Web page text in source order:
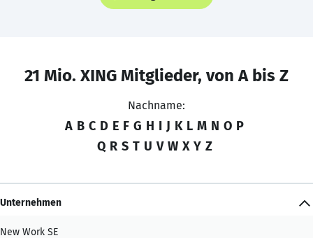
21 Mio. XING Mitglieder, von A bis Z
Nachname:
A B C D E F G H I J K L M N O P
Q R S T U V W X Y Z
Unternehmen
New Work SE